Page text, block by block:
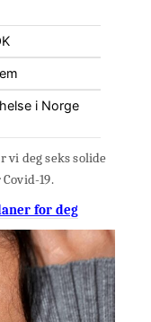
i Norge
vi deg seks solide
19.
for deg